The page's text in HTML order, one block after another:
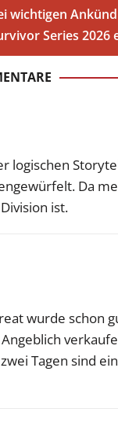
wichtigen
Series 2026
logischen
Da
ist.
wurde schon
Tagen sind